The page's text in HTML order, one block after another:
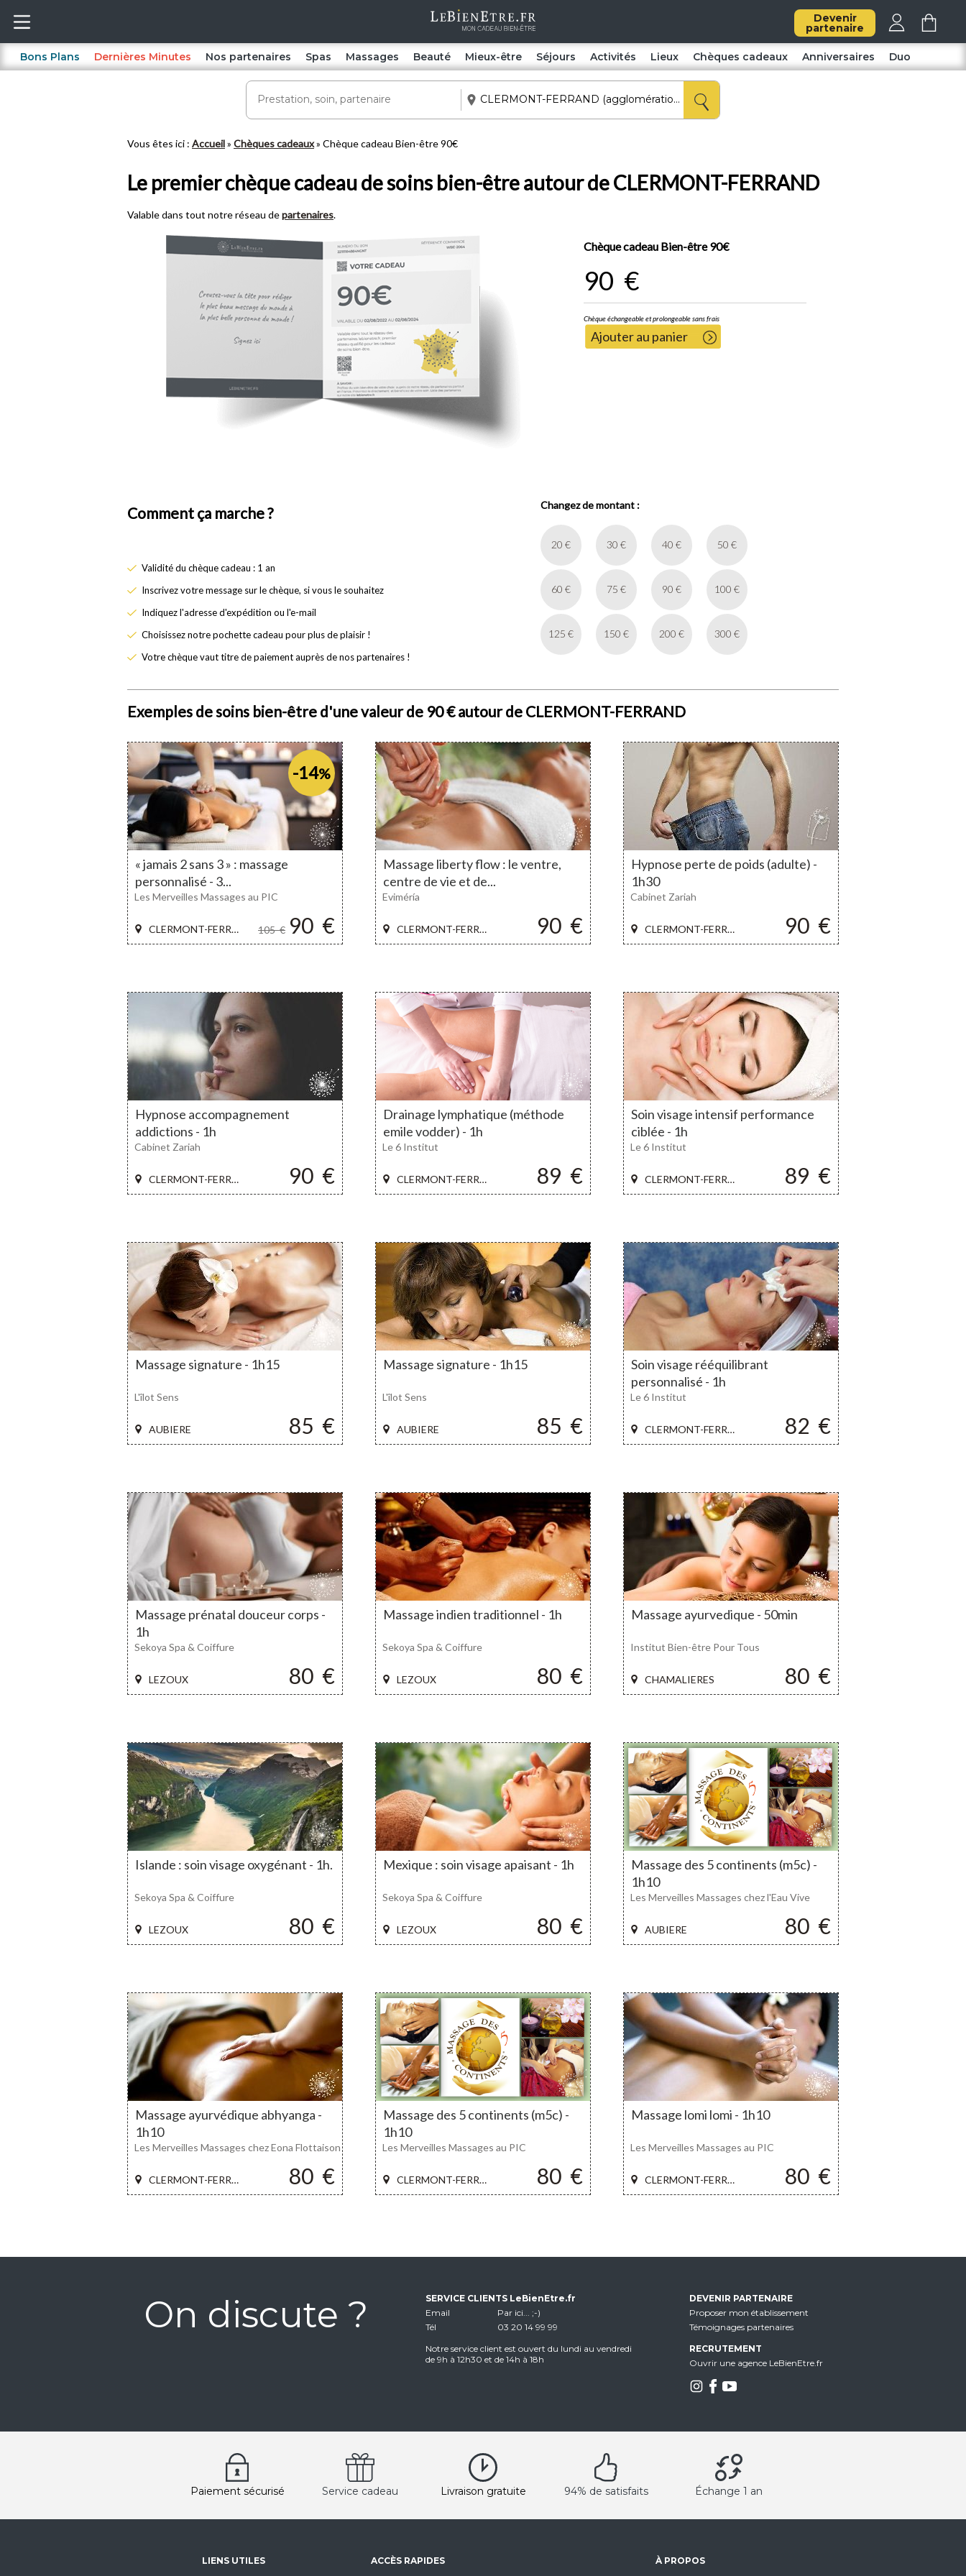
Devenir
partenaire
Bons Plans Dernières Minutes Nos partenaires Spas Massages Beauté Mieux-être Séjours Activités Lieux Chèques cadeaux Anniversaires Duo
Vous êtes ici : Accueil Chèques cadeaux Chèque cadeau Bien-être 90€
Le premier chèque cadeau de soins bien-être autour de CLERMONT-FERRAND
Valable dans tout notre réseau departenaires.
Chèque cadeau Bien-être 90€
90 €
Chèque échangeable et prolongeable sans frais
Ajouter au panier
Changez de montant :
20 € 30 € 40 € 50 €
60 € 75 € 90 € 100 €
125 € 150 € 200 € 300 €
Comment ça marche ?
Validité du chèque cadeau : 1 an
Inscrivez votre message sur le chèque, si vous le souhaitez
Indiquez l'adresse d'expédition ou l'e-mail
Choisissez notre pochette cadeau pour plus de plaisir !
Votre chèque vaut titre de paiement auprès de nos partenaires !
Exemples de soins bien-être d'une valeur de 90 € autour de CLERMONT-FERRAND
-14%
« jamais 2 sans 3 » : massage
personnalisé - 3...
105€ 90 €
CLERMONT-FERRAND
Les Merveilles Massages au PIC
Massage liberty flow : le ventre,
centre de vie et de...
90 €
CLERMONT-FERRAND
Eviméría
Hypnose perte de poids (adulte) -
1h30
90 €
CLERMONT-FERRAND
Cabinet Zariah
Hypnose accompagnement
addictions - 1h
90 €
CLERMONT-FERRAND
Cabinet Zariah
Drainage lymphatique (méthode
emile vodder) - 1h
89 €
CLERMONT-FERRAND
Le 6 Institut
Soin visage intensif performance
ciblée - 1h
89 €
CLERMONT-FERRAND
Le 6 Institut
Massage signature - 1h15
85 €
AUBIERE
L'îlot Sens
Massage signature - 1h15
85 €
AUBIERE
L'îlot Sens
Soin visage rééquilibrant
personnalisé - 1h
82 €
CLERMONT-FERRAND
Le 6 Institut
Massage prénatal douceur corps -
1h
80 €
LEZOUX
Sekoya Spa & Coiffure
Massage indien traditionnel - 1h
80 €
LEZOUX
Sekoya Spa & Coiffure
Massage ayurvedique - 50min
80 €
CHAMALIERES
Institut Bien-être Pour Tous
Islande : soin visage oxygénant - 1h.
80 €
LEZOUX
Sekoya Spa & Coiffure
Mexique : soin visage apaisant - 1h
80 €
LEZOUX
Sekoya Spa & Coiffure
Massage des 5 continents (m5c) -
1h10
80 €
AUBIERE
Les Merveilles Massages chez l'Eau Vive
Massage ayurvédique abhyanga -
1h10
80 €
CLERMONT-FERRAND
Les Merveilles Massages chez Eona Flottaison
Massage des 5 continents (m5c) -
1h10
80 €
CLERMONT-FERRAND
Les Merveilles Massages au PIC
Massage lomi lomi - 1h10
80 €
CLERMONT-FERRAND
Les Merveilles Massages au PIC
On discute ?
SERVICE CLIENTS LeBienEtre.fr
Email
Par ici... ;-)
Tél
03 20 14 99 99
Notre service client est ouvert du lundi au vendredi
de 9h à 12h30 et de 14h à 18h
DEVENIR PARTENAIRE
Proposer mon établissement
Témoignages partenaires
RECRUTEMENT
Ouvrir une agence LeBienEtre.fr
Paiement sécurisé Service cadeau Livraison gratuite 94% de satisfaits Échange 1 an
LIENS UTILES ACCÈS RAPIDES À PROPOS